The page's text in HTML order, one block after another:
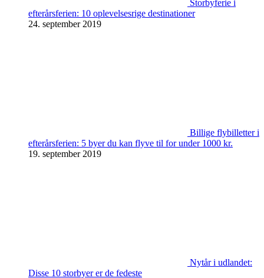
Storbyferie i
efterårsferien: 10 oplevelsesrige destinationer
24. september 2019
Billige flybilletter i
efterårsferien: 5 byer du kan flyve til for under 1000 kr.
19. september 2019
Nytår i udlandet:
Disse 10 storbyer er de fedeste